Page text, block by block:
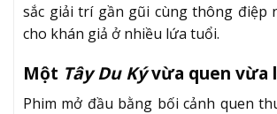
sắc giải trí gần gũi cùng thông điệp
cho khán giả ở nhiều lứa tuổi.
Một Tây Du Kývừa quen vừa
Phim mở đầu bằng bối cảnh quen